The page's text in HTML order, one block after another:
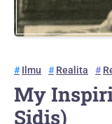
Ilmu Realita
My
Sidis)